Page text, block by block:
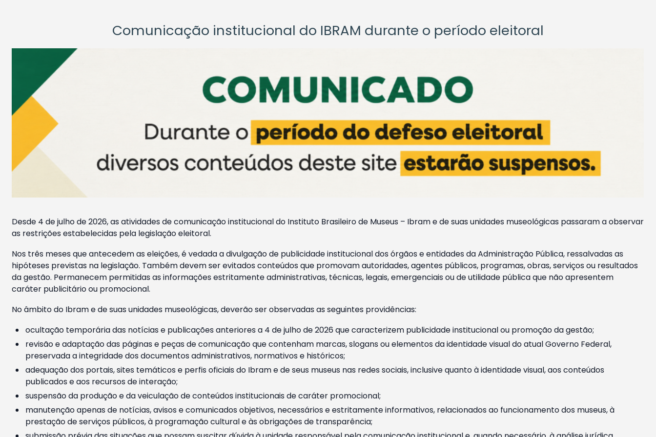
Comunicação institucional do IBRAM durante o período eleitoral
Desde 4 de julho de 2026, as atividades de comunicação institucional do Instituto Brasileiro de Museus – Ibram e de suas unidades museológicas passaram a observar
as restrições estabelecidas pela legislação eleitoral.
Nos três meses que antecedem as eleições, é vedada a divulgação de publicidade institucional dos órgãos e entidades da Administração Pública, ressalvadas as
hipóteses previstas na legislação. Também devem ser evitados conteúdos que promovam autoridades, agentes públicos, programas, obras, serviços ou resultados
da gestão. Permanecem permitidas as informações estritamente administrativas, técnicas, legais, emergenciais ou de utilidade pública que não apresentem
caráter publicitário ou promocional.
No âmbito do Ibram e de suas unidades museológicas, deverão ser observadas as seguintes providências:
ocultação temporária das notícias e publicações anteriores a 4 de julho de 2026 que caracterizem publicidade institucional ou promoção da gestão;
revisão e adaptação das páginas e peças de comunicação que contenham marcas, slogans ou elementos da identidade visual do atual Governo Federal,
preservada a integridade dos documentos administrativos, normativos e históricos;
adequação dos portais, sites temáticos e perfis oficiais do Ibram e de seus museus nas redes sociais, inclusive quanto à identidade visual, aos conteúdos
publicados e aos recursos de interação;
suspensão da produção e da veiculação de conteúdos institucionais de caráter promocional;
manutenção apenas de notícias, avisos e comunicados objetivos, necessários e estritamente informativos, relacionados ao funcionamento dos museus, à
prestação de serviços públicos, à programação cultural e às obrigações de transparência;